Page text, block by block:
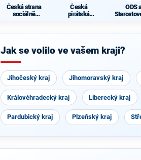
Česká strana
sociálně
Česká
pirátská
ODS a
Jak se volilo ve vašem kraji?
Jihočeský kraj Jihomoravský kraj
Královéhradecký kraj Liberecký kraj
Pardubický kraj Plzeňský kraj